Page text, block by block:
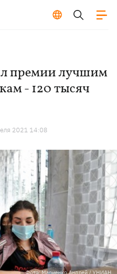
премии лучшим
- 120 тысяч
2021 14:08
Фото: Мариенко Андрей / УНИАН